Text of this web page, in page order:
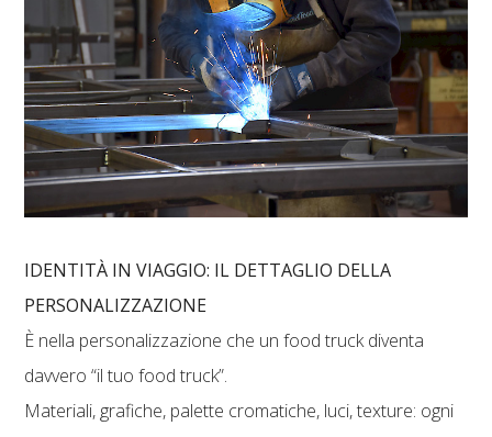
IDENTITÀ IN VIAGGIO: IL DETTAGLIO DELLA
PERSONALIZZAZIONE
È nella personalizzazione che un food truck diventa
davvero “il tuo food truck”.
Materiali, grafiche, palette cromatiche, luci, texture: ogni